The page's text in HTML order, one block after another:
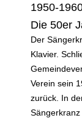
1950-
Die 50er
Der
Klavier.
Verein sein
zurück. In